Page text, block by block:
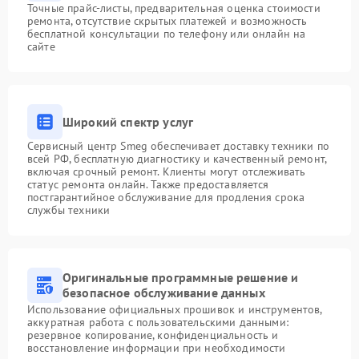
Точные прайс-листы, предварительная оценка стоимости
ремонта, отсутствие скрытых платежей и возможность
бесплатной консультации по телефону или онлайн на
сайте
Широкий спектр услуг
Сервисный центр Smeg обеспечивает доставку техники по
всей РФ, бесплатную диагностику и качественный ремонт,
включая срочный ремонт. Клиенты могут отслеживать
статус ремонта онлайн. Также предоставляется
постгарантийное обслуживание для продления срока
службы техники
Оригинальные программные решение и
безопасное обслуживание данных
Использование официальных прошивок и инструментов,
аккуратная работа с пользовательскими данными:
резервное копирование, конфиденциальность и
восстановление информации при необходимости